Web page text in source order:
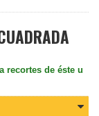
recortes de éste u